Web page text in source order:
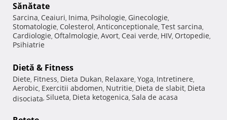
Sănătate
Sarcina, Ceaiuri, Inima, Psihologie, Ginecologie,
Stomatologie, Colesterol, Anticonceptionale, Test sarcina,
Cardiologie, Oftalmologie, Avort, Ceai verde, HIV, Ortopedie,
Psihiatrie
Dietă & Fitness
Diete, Fitness, Dieta Dukan, Relaxare, Yoga, Intretinere,
Aerobic, Exercitii abdomen, Nutritie, Dieta de slabit, Dieta
disociata, Silueta, Dieta ketogenica, Sala de acasa